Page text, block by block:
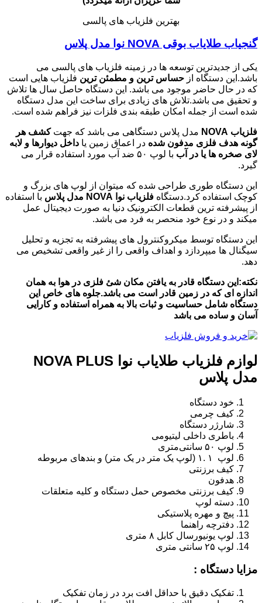
بهترین فلزیاب های پالسی
گنجیاب طلایاب بوقی NOVA نوا مدل پلاس
یکی از جدیدترین توسعه ها در زمینه فلزیاب های پالسی می
باشد.این دستگاه از حساس ترین و مطمئن ترین فلزیاب هایی است
که در حال حاضر موجود می باشد. این دستگاه حاصل سال ها تلاش
و تحقیق می باشد.تلاش های زیادی برای ساخت این مدل دستگاه
شده است از جمله امکان طبقه بندی فلزات نیز فراهم شده است.
فلزیاب NOVA مدل پلاس دستگاهی می باشد که جهتکشف هر
گونه هدف فلزی مدفون شده در اعماق زمین یا داخل دیوارها و لابه
لای صخره ها یا در آب
با لوپ ۵۰ ضد آب مورد استفاده قرار می
گیرد.
این دستگاه طوری طراحی شده که میتوان از لوپ های بزرگ و
کوچک استفاده کرد.دستگاه فلزیاب نوا NOVA مدل پلاس
با استفاده
از پیشرفته ترین قطعات الکترونیک دنیا به صورت دیجیتال عمل
میکند و در نوع خود منحصر به فرد می باشد.
این دستگاه توسط میکروکنترول های پیشرفته به تجزیه و تحلیل
سیگنال ها میپردازد و اهداف واقعی را از غیر واقعی تشخیص می
دهد.
نکته:این دستگاه قادر به یافتن مکان شئ فلزی در هوا به همان
اندازه ای که در زمین قادر است می باشد.جلوه های خاص این
دستگاه شامل حساسیت و ثبات بالا به همراه استفاده و کارایی
آسان و ساده می باشد
لوازم فلزیاب طلایاب نوا NOVA PLUS
مدل پلاس
خود دستگاه
کیف چرمی
شارژر دستگاه
باطری داخلی لیتیومی
لوپ ۵۰ سانتی‌متری
لوپ ۱ .۱ (لوپ یک متر در یک متر) و بندهای مربوطه
کیف برزنتی
هدفون
کیف برزنتی مخصوص حمل دستگاه و کلیه متعلقات
دسته لوپ
پیچ و مهره پلاستیکی
دفترچه راهنما
لوپ یونیورسال کابل ۸ متری
لوپ ۲۵ سانتی متری
مزایا دستگاه :
تفکیک دقیق با حداقل افت برد در زمان تفکیک